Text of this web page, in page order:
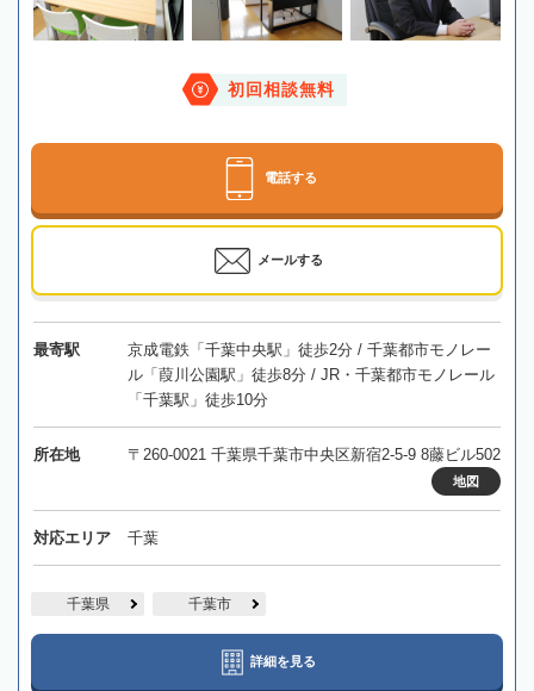
初回相談無料
電話する
メールする
最寄駅
京成電鉄「千葉中央駅」徒歩2分 / 千葉都市モノレー
ル「葭川公園駅」徒歩8分 / JR・千葉都市モノレール
「千葉駅」徒歩10分
所在地 〒260-0021 千葉県千葉市中央区新宿2-5-9 8藤ビル502
地図
対応エリア 千葉
千葉県 千葉市
詳細を見る